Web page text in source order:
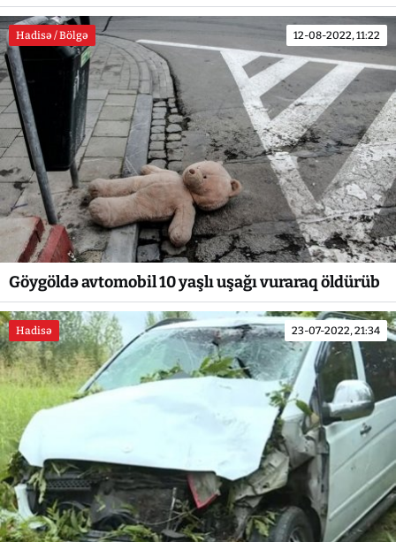
Hadisə / Bölgə 12-08-2022, 11:22
Göygöldə avtomobil 10 yaşlı uşağı vuraraq öldürüb
Hadisə 23-07-2022, 21:34